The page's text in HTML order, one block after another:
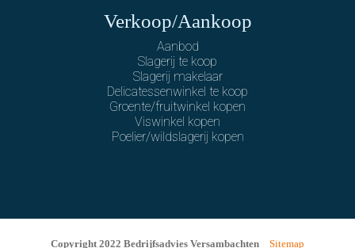
Verkoop/Aankoop
Aanbod
Slagerij te koop
Slagerij makelaar
Delicatessenwinkel te koop
Groente/fruitwinkel kopen
Viswinkel kopen
Poelier/wildslagerij kopen
Copyright 2022 Bedrijfsadvies Versambachten Sitemap